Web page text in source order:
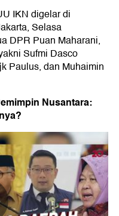
IKN digelar di
Selasa
DPR Puan Maharani,
Sufmi Dasco
Paulus, dan Muhaimin
Nusantara: